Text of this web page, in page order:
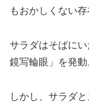
もおかしくない
サラダはそばに
鏡写輪眼」を発動
しかし、サラダ